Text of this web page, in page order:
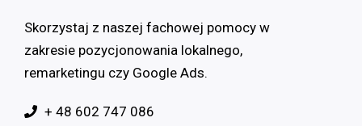
Skorzystaj z naszej fachowej pomocy w
zakresie pozycjonowania lokalnego,
remarketingu czy Google Ads.
+ 48 602 747 086